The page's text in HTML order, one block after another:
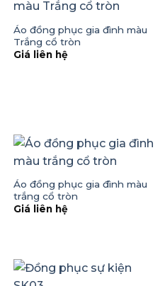
Áo đồng phục gia đình màu
Trắng cổ tròn
Giá liên hệ
Áo đồng phục gia đình màu
trắng cổ tròn
Giá liên hệ